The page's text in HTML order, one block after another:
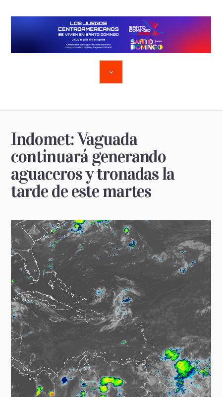
Indomet: Vaguada
continuará generando
aguaceros y tronadas la
tarde de este martes